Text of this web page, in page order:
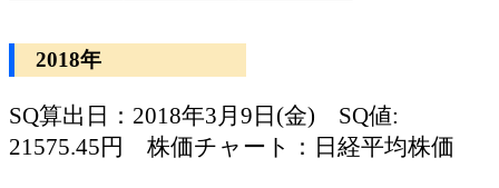
2018年
SQ算出日：2018年3月9日(金) SQ値:
21575.45円 株価チャート：日経平均株価